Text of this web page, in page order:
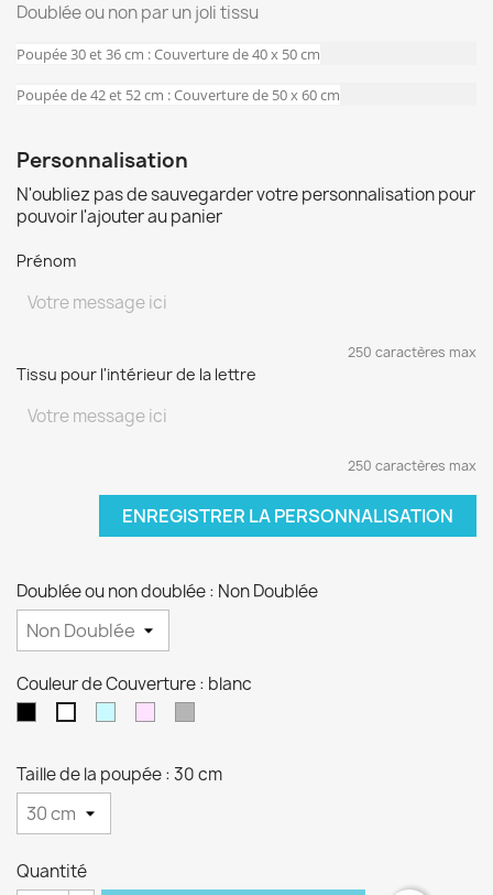
Doublée ou non par un joli tissu
Poupée 30 et 36 cm : Couverture de 40 x 50 cm
Poupée de 42 et 52 cm : Couverture de 50 x 60 cm
Personnalisation
N'oubliez pas de sauvegarder votre personnalisation pour
pouvoir l'ajouter au panier
Prénom
250 caractères max
Tissu pour l'intérieur de la lettre
250 caractères max
ENREGISTRER LA PERSONNALISATION
Doublée ou non doublée : Non Doublée
Couleur de Couverture : blanc
Taille de la poupée : 30 cm
Quantité